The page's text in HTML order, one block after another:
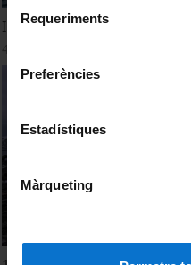
consultar laPolítica de
Requeriments
Preferències
Estadístiques
Màrqueting
I Congreso Mundial de